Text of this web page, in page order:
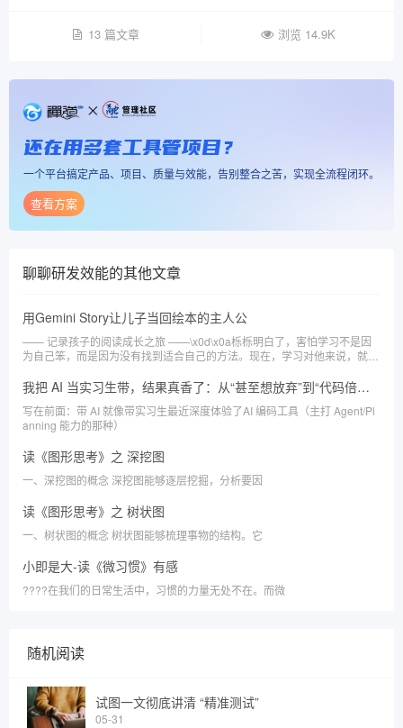
13 篇文章 浏览 14.9K
还在用多套工具管项目？
一个平台搞定产品、项目、质量与效能，告别整合之苦，实现全流程闭环。
查看方案
聊聊研发效能的其他文章
用Gemini Story让儿子当回绘本的主人公
—— 记录孩子的阅读成长之旅 ——\x0d\x0a栎栎明白了，害怕学习不是因
为自己笨，而是因为没有找到适合自己的方法。现在，学习对他来说，就像
我把 AI 当实习生带，结果真香了：从“甚至想放弃”到“代码倍速生成”
写在前面：带 AI 就像带实习生最近深度体验了AI 编码工具（主打 Agent/Pl
anning 能力的那种）
读《图形思考》之 深挖图
一、深挖图的概念 深挖图能够逐层挖掘，分析要因
读《图形思考》之 树状图
一、树状图的概念 树状图能够梳理事物的结构。它
小即是大-读《微习惯》有感
????在我们的日常生活中，习惯的力量无处不在。而微
随机阅读
试图一文彻底讲清 “精准测试”
05-31